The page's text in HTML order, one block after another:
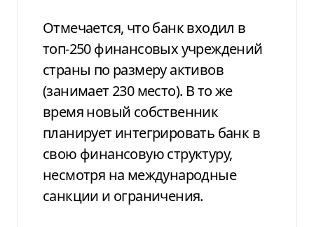
Отмечается, что банк входил в
топ-250 финансовых учреждений
страны по размеру активов
(занимает 230 место). В то же
время новый собственник
планирует интегрировать банк в
свою финансовую структуру,
несмотря на международные
санкции и ограничения.